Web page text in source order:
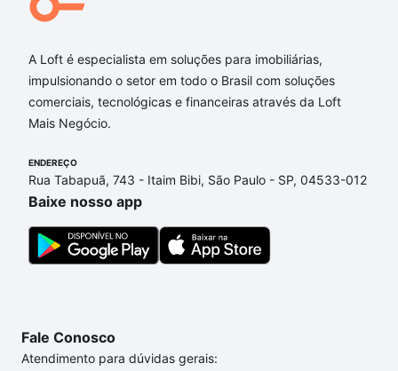
Qual o preço de Apartamentos com 4 banheiros à
venda em Jardim Alegria, Sorocaba, SP?
Aqui na Loft temos a oferta ideal para você, com
Apartamentos com 4 banheiros à venda em Jardim
Alegria, Sorocaba, SP que custam a partir de R$ 0 e
com nossas opções de financiamento imobiliário as
ainda tem alguma dúvida dos custos envolvidos no
processo de compra, veja em nosso portal quanto
custa comprar um apartamento
gente para comprar o imóvel dos seus sonhos com
segurança e conforto. Loft, com você até as
A Loft é especialista em soluções para imobiliárias,
impulsionando o setor em todo o Brasil com soluções
comerciais, tecnológicas e financeiras através da Loft
Mais Negócio.
ENDEREÇO
Rua Tabapuã, 743 - Itaim Bibi, São Paulo - SP, 04533-012
Baixe nosso app
Fale Conosco
Atendimento para dúvidas gerais: